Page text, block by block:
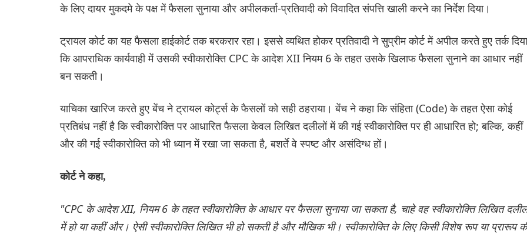
के लिए दायर मुकदमे के पक्ष में फैसला सुनाया और अपीलकर्ता-प्रतिवादी को विवादित संपत्ति खाली करने का निर्देश दिया।
ट्रायल कोर्ट का यह फैसला हाईकोर्ट तक बरकरार रहा। इससे व्यथित होकर प्रतिवादी ने सुप्रीम कोर्ट में अपील करते हुए तर्क दिया
कि आपराधिक कार्यवाही में उसकी स्वीकारोक्ति CPC के आदेश XII नियम 6 के तहत उसके खिलाफ फैसला सुनाने का आधार नहीं
बन सकती।
याचिका खारिज करते हुए बेंच ने ट्रायल कोर्ट्स के फैसलों को सही ठहराया। बेंच ने कहा कि संहिता (Code) के तहत ऐसा कोई
प्रतिबंध नहीं है कि स्वीकारोक्ति पर आधारित फैसला केवल लिखित दलीलों में की गई स्वीकारोक्ति पर ही आधारित हो; बल्कि, कहीं
और की गई स्वीकारोक्ति को भी ध्यान में रखा जा सकता है, बशर्ते वे स्पष्ट और असंदिग्ध हों।
कोर्ट ने कहा,
"CPC के आदेश XII, नियम 6 के तहत स्वीकारोक्ति के आधार पर फैसला सुनाया जा सकता है, चाहे वह स्वीकारोक्ति लिखित
में हो या कहीं और। ऐसी स्वीकारोक्ति लिखित भी हो सकती है और मौखिक भी। स्वीकारोक्ति के लिए किसी विशेष रूप या प्रारूप